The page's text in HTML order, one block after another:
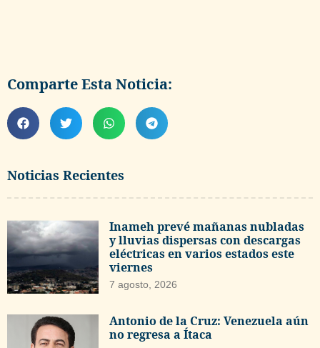
Noticias Recientes
Inameh prevé mañanas nubladas
y lluvias dispersas con descargas
eléctricas en varios estados este
viernes
7 agosto, 2026
Antonio de la Cruz: Venezuela aún
no regresa a Ítaca
Comparte Esta Noticia: